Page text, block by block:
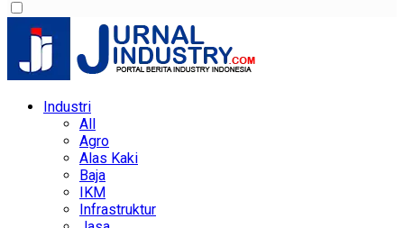
Industri
All
Agro
Alas Kaki
Baja
IKM
Infrastruktur